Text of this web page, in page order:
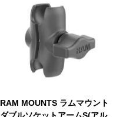
RAM MOUNTS ラムマウント